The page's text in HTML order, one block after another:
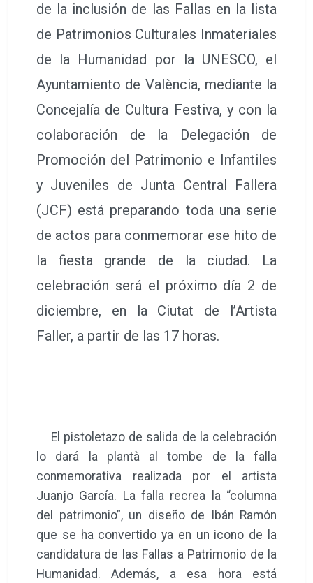
de la inclusión de las Fallas en la lista
de Patrimonios Culturales Inmateriales
de la Humanidad por la UNESCO, el
Ayuntamiento de València, mediante la
Concejalía de Cultura Festiva, y con la
colaboración de la Delegación de
Promoción del Patrimonio e Infantiles
y Juveniles de Junta Central Fallera
(JCF) está preparando toda una serie
de actos para conmemorar ese hito de
la fiesta grande de la ciudad. La
celebración será el próximo día 2 de
diciembre, en la Ciutat de l’Artista
Faller, a partir de las 17 horas.
El pistoletazo de salida de la celebración
lo dará la plantà al tombe de la falla
conmemorativa realizada por el artista
Juanjo García. La falla recrea la “columna
del patrimonio”, un diseño de Ibán Ramón
que se ha convertido ya en un icono de la
candidatura de las Fallas a Patrimonio de la
Humanidad. Además, a esa hora está